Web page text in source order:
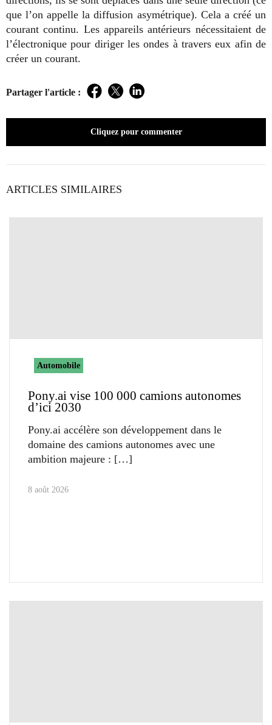
que l’on appelle la diffusion asymétrique). Cela a créé un
courant continu. Les appareils antérieurs nécessitaient de
l’électronique pour diriger les ondes à travers eux afin de
créer un courant.
Partager l'article : Facebook
TwitterLinkedIn
Cliquez pour commenter
ARTICLES SIMILAIRES
Automobile
Pony.ai vise 100 000 camions autonomes
d’ici 2030
Pony.ai accélère son développement dans le
domaine des camions autonomes avec une
ambition majeure :
8 août 2026